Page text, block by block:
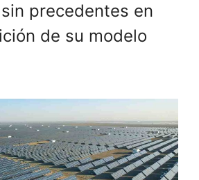
precedentes en
de su modelo